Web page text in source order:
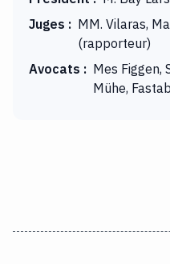
Juges : MM. Vilaras,
(rapporteur)
Avocats : Mes Figgen,
Mühe,